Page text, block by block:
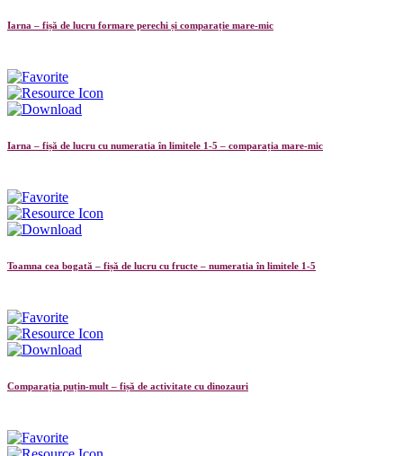
Iarna – fișă de lucru formare perechi și comparație mare-mic
Iarna – fișă de lucru cu numeratia în limitele 1-5 – comparația mare-mic
Toamna cea bogată – fișă de lucru cu fructe – numeratia în limitele 1-5
Comparația puțin-mult – fișă de activitate cu dinozauri